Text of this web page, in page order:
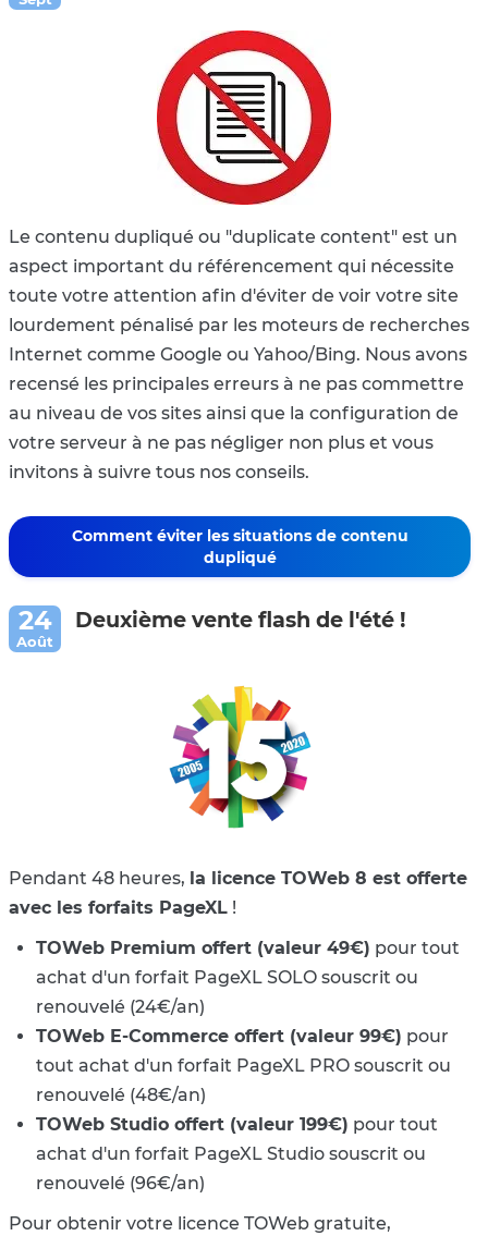
Le contenu dupliqué ou "duplicate content" est un
aspect important du référencement qui nécessite
toute votre attention afin d'éviter de voir votre site
lourdement pénalisé par les moteurs de recherches
Internet comme Google ou Yahoo/Bing. Nous avons
recensé les principales erreurs à ne pas commettre
au niveau de vos sites ainsi que la configuration de
votre serveur à ne pas négliger non plus et vous
invitons à suivre tous nos conseils.
Comment éviter les situations de contenu
dupliqué
Deuxième vente flash de l'été !
Pendant 48 heures, la licence TOWeb 8 est offerte
avec les forfaits PageXL !
TOWeb Premium offert (valeur 49€) pour tout
achat d'un forfait PageXL SOLO souscrit ou
renouvelé (24€/an)
TOWeb E-Commerce offert (valeur 99€) pour
tout achat d'un forfait PageXL PRO souscrit ou
renouvelé (48€/an)
TOWeb Studio offert (valeur 199€) pour tout
achat d'un forfait PageXL Studio souscrit ou
renouvelé (96€/an)
Pour obtenir votre licence TOWeb gratuite,